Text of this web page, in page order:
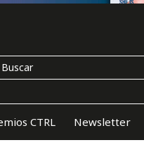
CTRL Newsletter